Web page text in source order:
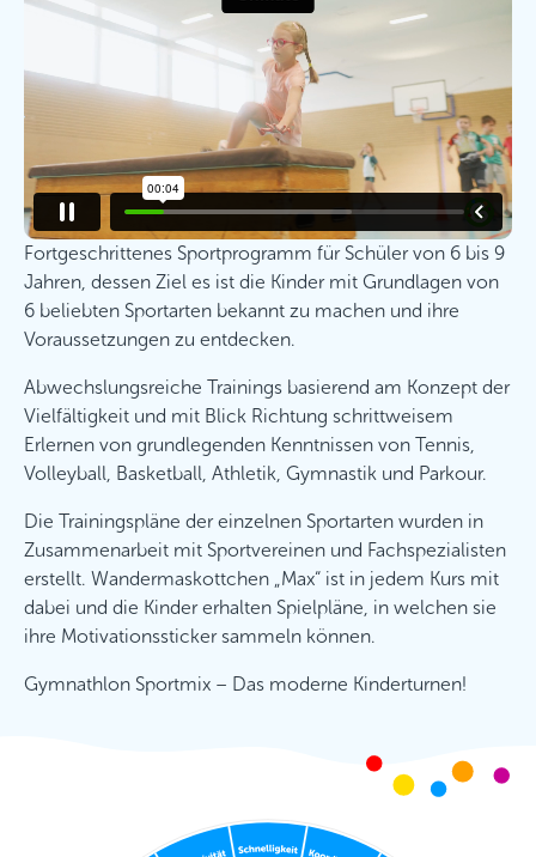
Fortgeschrittenes Sportprogramm für Schüler von 6 bis 9
Jahren, dessen Ziel es ist die Kinder mit Grundlagen von
6 beliebten Sportarten bekannt zu machen und ihre
Voraussetzungen zu entdecken.
Abwechslungsreiche Trainings basierend am Konzept der
Vielfältigkeit und mit Blick Richtung schrittweisem
Erlernen von grundlegenden Kenntnissen von Tennis,
Volleyball, Basketball, Athletik, Gymnastik und Parkour.
Die Trainingspläne der einzelnen Sportarten wurden in
Zusammenarbeit mit Sportvereinen und Fachspezialisten
erstellt. Wandermaskottchen „Max“ ist in jedem Kurs mit
dabei und die Kinder erhalten Spielpläne, in welchen sie
ihre Motivationssticker sammeln können.
Gymnathlon Sportmix – Das moderne Kinderturnen!